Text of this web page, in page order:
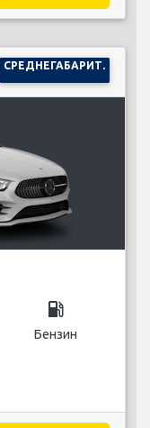
СРЕДНЕГАБАРИТ.
local_gas_station
Бензин